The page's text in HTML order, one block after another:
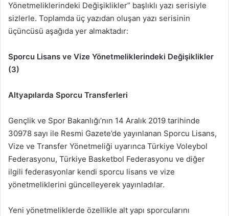
Yönetmeliklerindeki Değişiklikler” başlıklı yazı serisiyle
sizlerle. Toplamda üç yazıdan oluşan yazı serisinin
üçüncüsü aşağıda yer almaktadır:
Sporcu Lisans ve Vize Yönetmeliklerindeki Değişiklikler
(3)
Altyapılarda Sporcu Transferleri
Gençlik ve Spor Bakanlığı’nın 14 Aralık 2019 tarihinde
30978 sayı ile Resmi Gazete’de yayınlanan Sporcu Lisans,
Vize ve Transfer Yönetmeliği uyarınca Türkiye Voleybol
Federasyonu, Türkiye Basketbol Federasyonu ve diğer
ilgili federasyonlar kendi sporcu lisans ve vize
yönetmeliklerini güncelleyerek yayınladılar.
Yeni yönetmeliklerde özellikle alt yapı sporcularını